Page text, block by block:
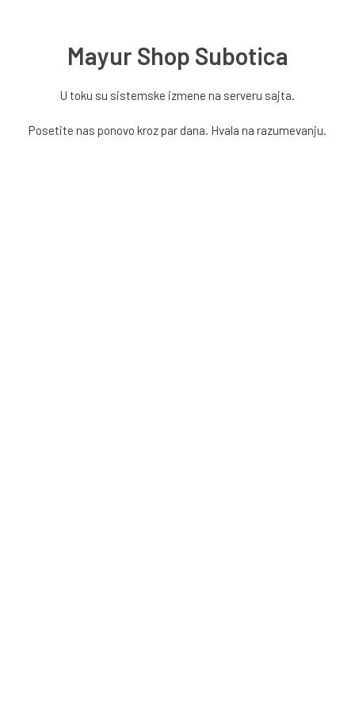
Mayur Shop Subotica
U toku su sistemske izmene na serveru sajta.
Posetite nas ponovo kroz par dana. Hvala na razumevanju.